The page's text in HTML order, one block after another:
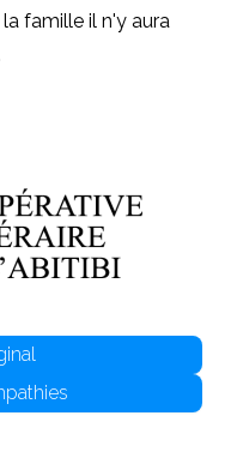
famille il n'y aura